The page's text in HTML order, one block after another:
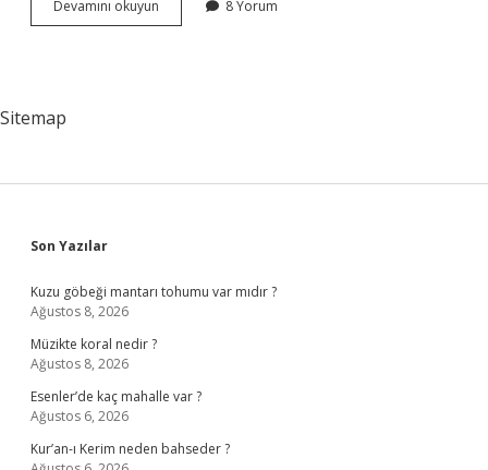
Devamını okuyun
Da
8 Yorum
Sitemap
Sidebar
Son Yazılar
Kuzu göbeği mantarı tohumu var mıdır ?
Ağustos 8, 2026
Müzikte koral nedir ?
Ağustos 8, 2026
Esenler’de kaç mahalle var ?
Ağustos 6, 2026
Kur’an-ı Kerim neden bahseder ?